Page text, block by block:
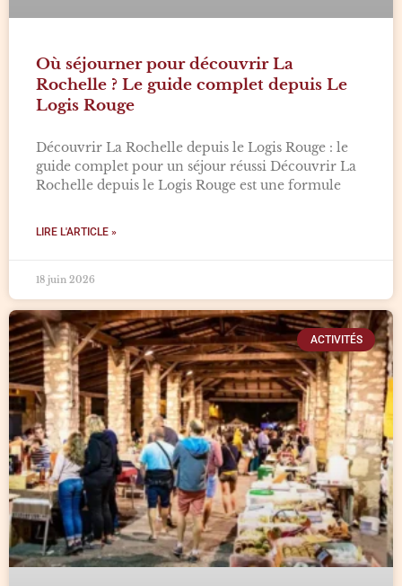
Où séjourner pour découvrir La
Rochelle ? Le guide complet depuis Le
Logis Rouge
Découvrir La Rochelle depuis le Logis Rouge : le
guide complet pour un séjour réussi Découvrir La
Rochelle depuis le Logis Rouge est une formule
LIRE L'ARTICLE »
18 juin 2026
ACTIVITÉS